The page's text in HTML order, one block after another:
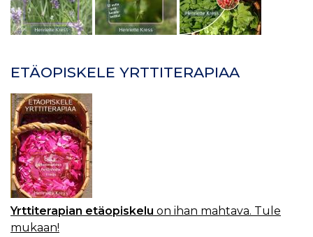
ETÄOPISKELE YRTTITERAPIAA
Yrttiterapian etäopiskelu on ihan mahtava. Tule
mukaan!